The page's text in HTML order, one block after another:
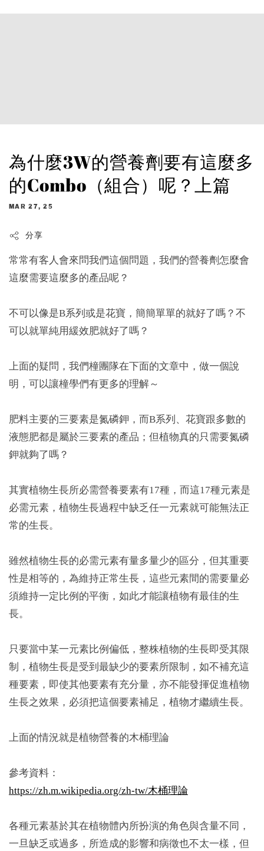
為什麼3W的營養劑要有這麼多
的Combo（組合）呢？上篇
MAR 27, 25
分享
常常有客人會來問我們這個問題，我們的營養劑怎麼會
這麼需要這麼多的產品呢？
不可以像是B系列或是花寶，簡簡單單的就好了嗎？不
可以就單純用緩效肥就好了嗎？
上面的疑問，我們橦團隊在下面的文章中，做一個說
明，可以讓橦學們有更多的理解～
肥料主要的三要素是氮磷鉀，而B系列、花寶跟多數的
液態肥都是屬於三要素的產品；但植物真的只需要氮磷
鉀就夠了嗎？
其實植物生長所必需營養要素有17種，而這17種元素是
必需元素，植物生長過程中缺乏任一元素就可能無法正
常的生長。
雖然植物生長的必需元素有量多量少的區分，但其重要
性是相等的，為維持正常生長，這些元素間的需要量必
須維持一定比例的平衡，如此才能讓植物有最佳的生
長。
只要當中某一元素比例偏低，整株植物的生長即受其限
制，植物生長是受到最缺少的要素所限制，如不補充這
種要素，即使其他要素有充分量，亦不能發揮促進植物
生長之效果，必須把這個要素補足，植物才繼續生長。
上面的情況就是植物營養的木桶理論
參考資料：
https://zh.m.wikipedia.org/zh-tw/木桶理論
各種元素基於其在植物體內所扮演的角色與含量不同，
一旦缺乏或過多，所造成的影響和病徵也不太一樣，但